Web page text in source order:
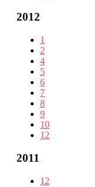
2012
1
2
4
5
6
7
8
9
10
12
2011
12